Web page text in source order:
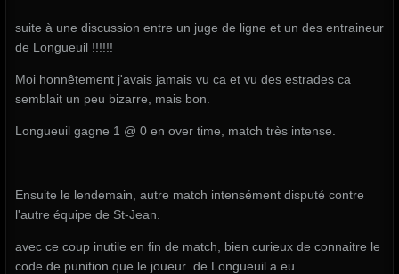
suite à une discussion entre un juge de ligne et un des entraineur
de Longueuil !!!!!!
Moi honnêtement j'avais jamais vu ca et vu des estrades ca
semblait un peu bizarre, mais bon.
Longueuil gagne 1 @ 0 en over time, match très intense.
Ensuite le lendemain, autre match intensément disputé contre
l'autre équipe de St-Jean.
avec ce coup inutile en fin de match, bien curieux de connaitre le
code de punition que le joueur de Longueuil a eu.